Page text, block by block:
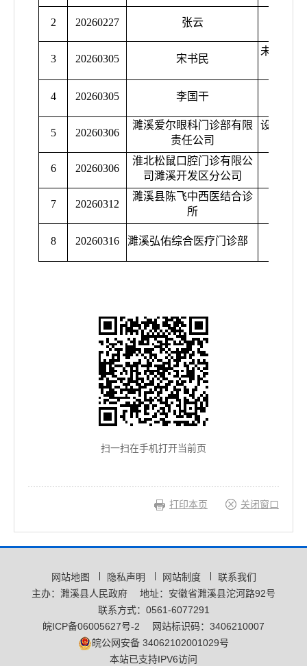
2 20260227 张云
3 20260305 宋书民
未按照
4 20260305 李国干
5 20260306
濉溪爱尔眼科门诊部有限
责任公司
设置医疗
6 20260306
淮北松鼠口腔门诊有限公
司濉溪开发区分公司
7 20260312
濉溪县陈飞中西医结合诊
所
8 20260316 濉溪弘佑综合医疗门诊部
扫一扫在手机打开当前页
打印本页 关闭窗口
网站地图 隐私声明 网站制度
联系我们
主办：濉溪县人民政府
地址：安徽省濉溪县沱河路92号
联系方式：0561-6077291
皖ICP备06005627号-2
网站标识码：3406210007
皖公网安备 34062102001029号
本站已支持IPV6访问